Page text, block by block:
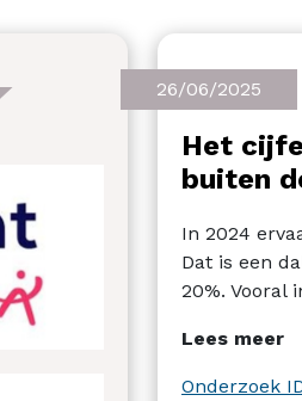
26/06/2025
Het
buiten
In 2024
Dat is een
20%. Vooral
Lees meer
Onderzoek